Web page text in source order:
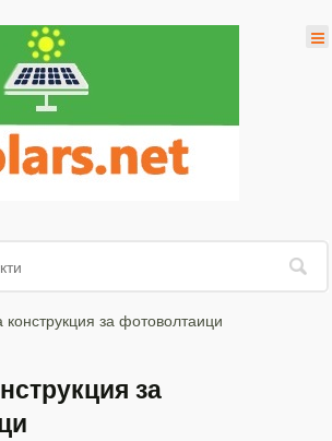
конструкция за фотоволтаици
за